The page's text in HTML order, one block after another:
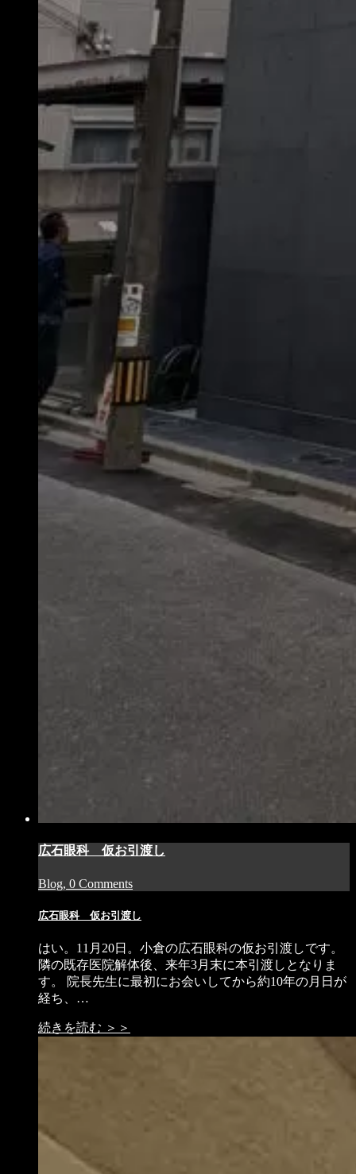
広石眼科 仮お引渡し
Blog, 0 Comments
広石眼科 仮お引渡し
はい。11月20日。小倉の広石眼科の仮お引渡しです。
隣の既存医院解体後、来年3月末に本引渡しとなりま
す。 院長先生に最初にお会いしてから約10年の月日が
経ち、…
続きを読む ＞＞